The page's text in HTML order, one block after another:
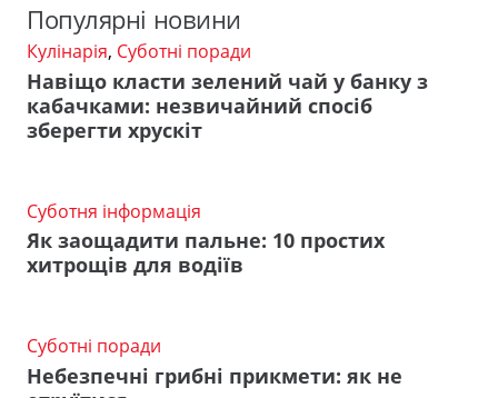
Популярні новини
Кулінарія, Суботні поради
Навіщо класти зелений чай у банку з
кабачками: незвичайний спосіб
зберегти хрускіт
Суботня інформація
Як заощадити пальне: 10 простих
хитрощів для водіїв
Суботні поради
Небезпечні грибні прикмети: як не